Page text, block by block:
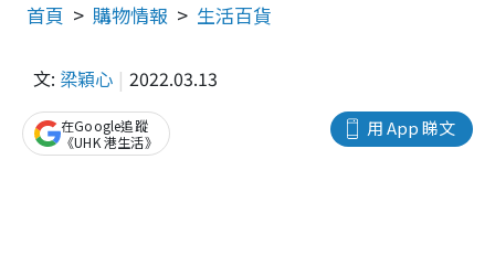
首頁 購物情報 生活百貨
文: 梁穎心 2022.03.13
用 App 睇文
在Google追蹤
《UHK 港生活》